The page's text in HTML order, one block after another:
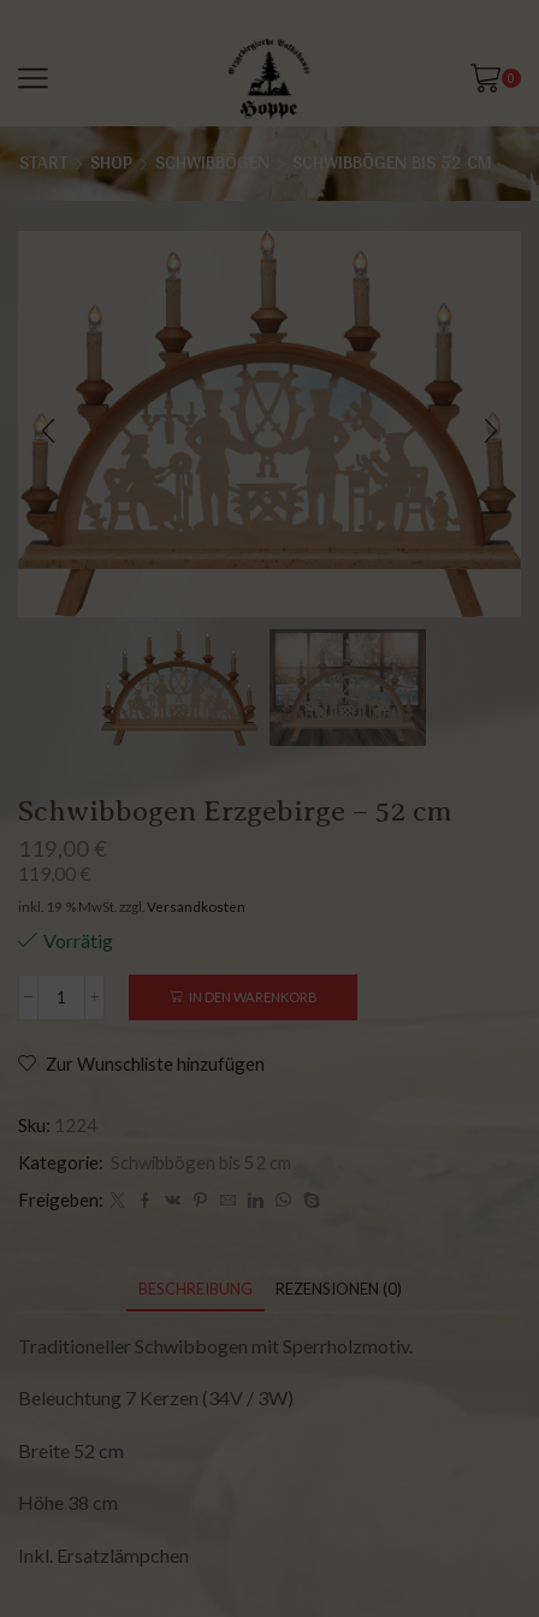
0
START SHOP SCHWIBBÖGEN SCHWIBBÖGEN BIS 52 CM
Schwibbogen Erzgebirge – 52 cm
119,00 €
119,00 €
inkl. 19 % MwSt. zzgl. Versandkosten
Vorrätig
IN DEN WARENKORB
Zur Wunschliste hinzufügen
Sku: 1224
Kategorie: Schwibbögen bis 52 cm
Freigeben:
BESCHREIBUNG REZENSIONEN (0)
Traditioneller Schwibbogen mit Sperrholzmotiv.
Beleuchtung 7 Kerzen (34V / 3W)
Breite 52 cm
Höhe 38 cm
Inkl. Ersatzlämpchen